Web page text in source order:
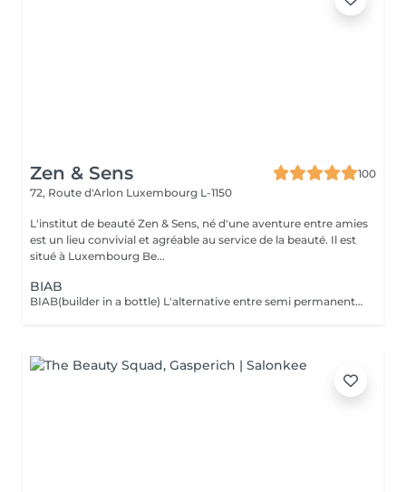
Zen & Sens
100
72, Route d'Arlon Luxembourg L-1150
L'institut de beauté Zen & Sens, né d'une aventure entre amies
est un lieu convivial et agréable au service de la beauté. Il est
situé à Luxembourg Be...
BIAB
BIAB(builder in a bottle) L'alternative entre semi permanent et gel, le tout dans une formule vegan et sans actifs chimiques agressifs. Il combine les avantages du semi-permanent par sa rapidité et ceux du gel par sa solidité. Grace a lui l'ongle est uniforme,il peut etre rallongé et fortifié.